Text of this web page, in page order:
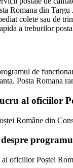
Romana din
colete sau de
a treburilor
de
Posta Romana
al oficiilor
Române din
oficiilor Poștei